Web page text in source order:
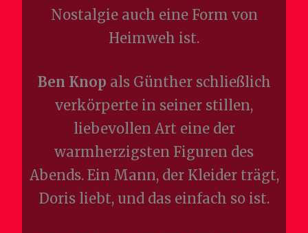
Nostalgie auch eine Form von
Heimweh ist.
Ben Knop als Günther schließlich
verkörperte in seiner stillen,
liebevollen Art eine der
warmherzigsten Figuren des
Abends. Ein Mann, der Kleider trägt,
Doris liebt, und das einfach so ist.